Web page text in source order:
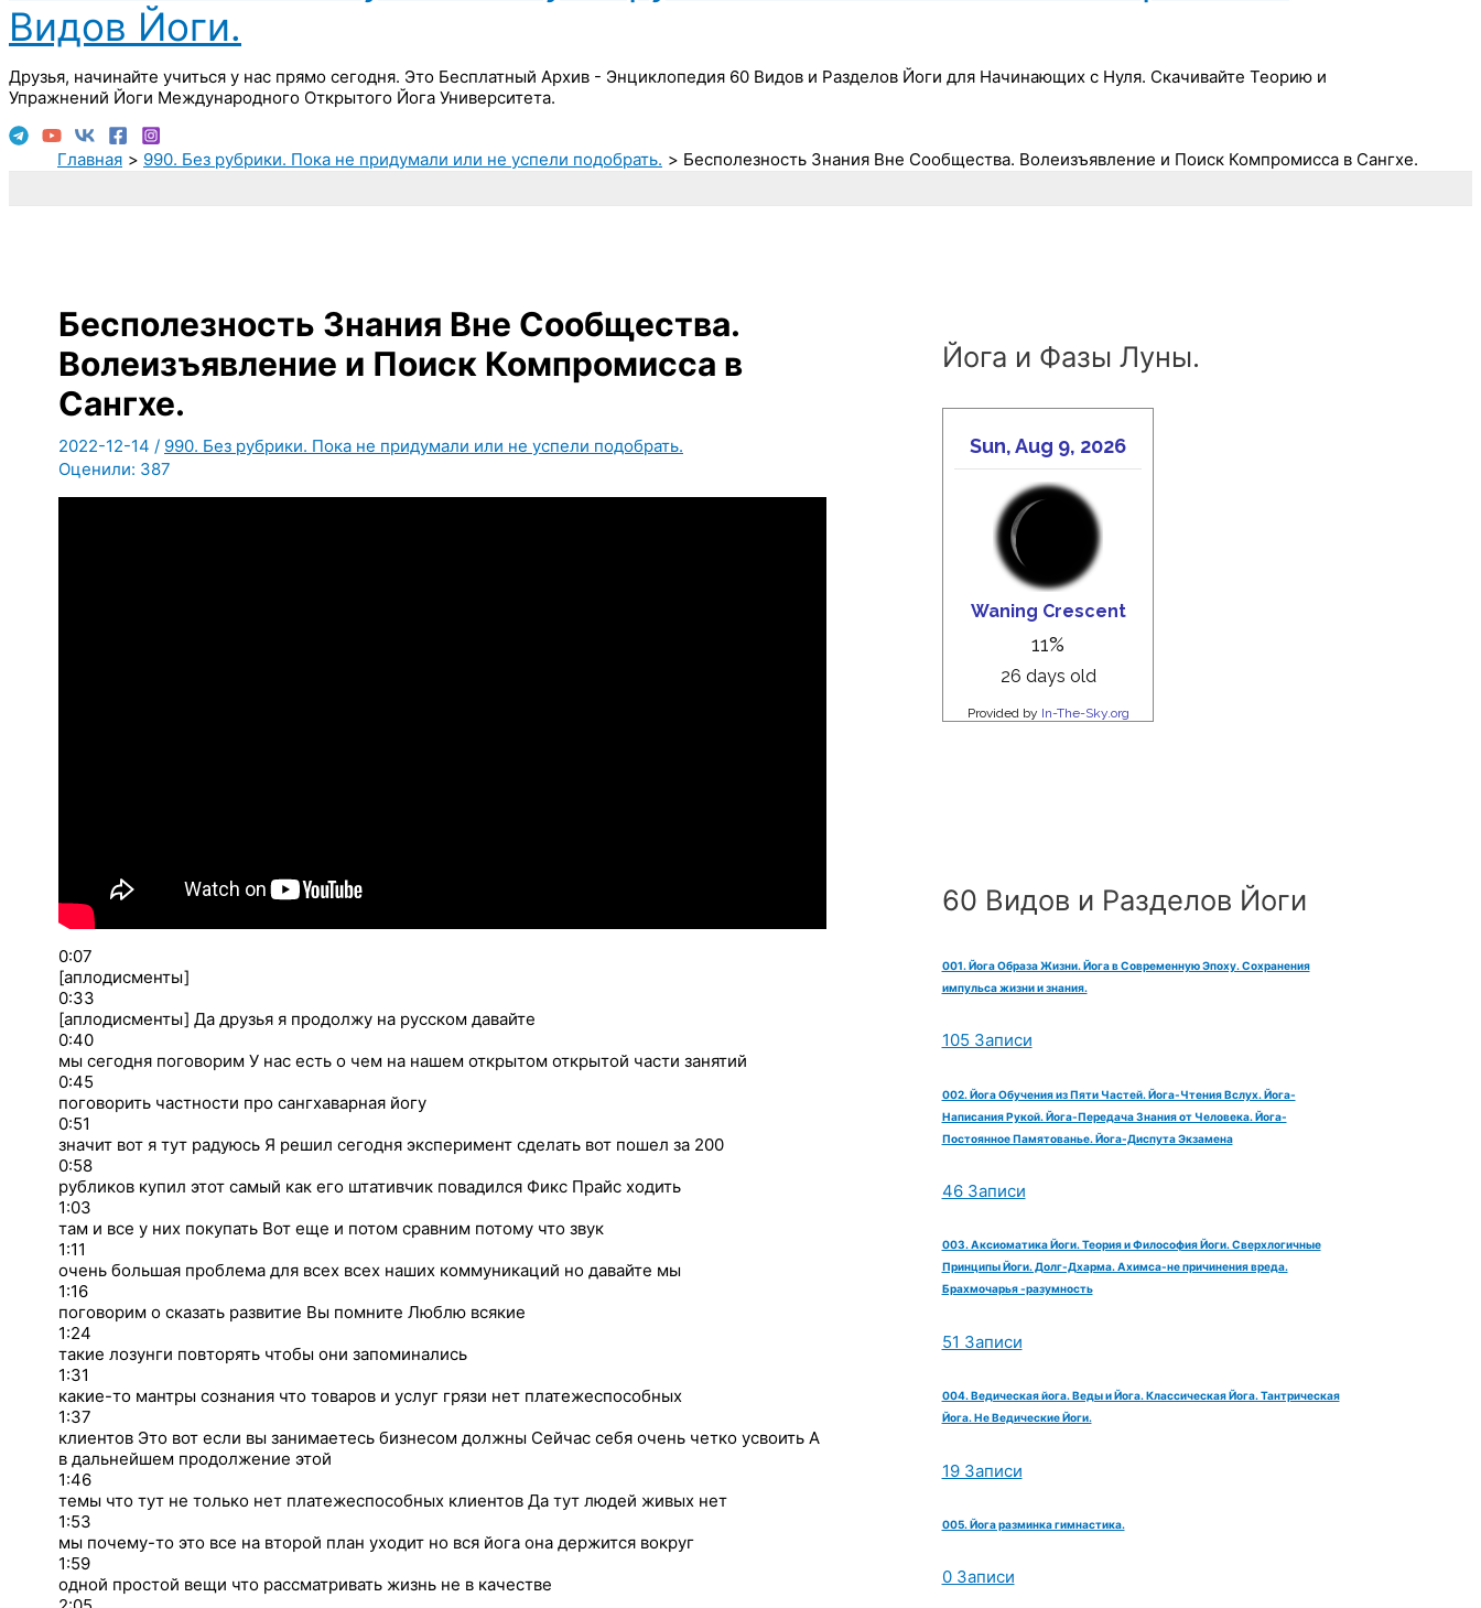
Видов Йоги.
Друзья, начинайте учиться у нас прямо сегодня. Это Бесплатный Архив - Энциклопедия 60 Видов и Разделов Йоги для Начинающих с Нуля. Скачивайте Теорию и
Упражнений Йоги Международного Открытого Йога Университета.
Главная 990. Без рубрики. Пока не придумали или не успели подобрать. Бесполезность Знания Вне Сообщества. Волеизъявление и Поиск Компромисса в Сангхе.
Бесполезность Знания Вне Сообщества.
Волеизъявление и Поиск Компромисса в
Сангхе.
2022-12-14 / 990. Без рубрики. Пока не придумали или не успели подобрать.
Оценили: 387
0:07
[аплодисменты]
0:33
[аплодисменты] Да друзья я продолжу на русском давайте
0:40
мы сегодня поговорим У нас есть о чем на нашем открытом открытой части занятий
0:45
поговорить частности про сангхаварная йогу
0:51
значит вот я тут радуюсь Я решил сегодня эксперимент сделать вот пошел за 200
0:58
рубликов купил этот самый как его штативчик повадился Фикс Прайс ходить
1:03
там и все у них покупать Вот еще и потом сравним потому что звук
1:11
очень большая проблема для всех всех наших коммуникаций но давайте мы
1:16
поговорим о сказать развитие Вы помните Люблю всякие
1:24
такие лозунги повторять чтобы они запоминались
1:31
какие-то мантры сознания что товаров и услуг грязи нет платежеспособных
1:37
клиентов Это вот если вы занимаетесь бизнесом должны Сейчас себя очень четко усвоить А
в дальнейшем продолжение этой
1:46
темы что тут не только нет платежеспособных клиентов Да тут людей живых нет
1:53
мы почему-то это все на второй план уходит но вся йога она держится вокруг
1:59
одной простой вещи что рассматривать жизнь не в качестве
Йога и Фазы Луны.
60 Видов и Разделов Йоги
001. Йога Образа Жизни. Йога в Современную Эпоху. Сохранения
импульса жизни и знания.
105 Записи
002. Йога Обучения из Пяти Частей. Йога-Чтения Вслух. Йога-
Написания Рукой. Йога-Передача Знания от Человека. Йога-
Постоянное Памятованье. Йога-Диспута Экзамена
46 Записи
003. Аксиоматика Йоги. Теория и Философия Йоги. Сверхлогичные
Принципы Йоги. Долг-Дхарма. Ахимса-не причинения вреда.
Брахмочарья -разумность
51 Записи
004. Ведическая йога. Веды и Йога. Классическая Йога. Тантрическая
Йога. Не Ведические Йоги.
19 Записи
005. Йога разминка гимнастика.
0 Записи